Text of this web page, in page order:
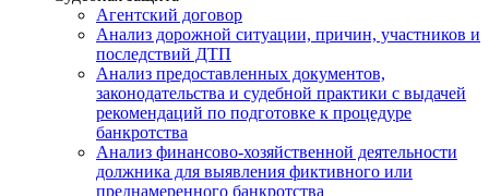
Агентский договор
Анализ дорожной ситуации, причин, участников и
последствий ДТП
Анализ предоставленных документов,
законодательства и судебной практики с выдачей
рекомендаций по подготовке к процедуре
банкротства
Анализ финансово-хозяйственной деятельности
должника для выявления фиктивного или
преднамеренного банкротства